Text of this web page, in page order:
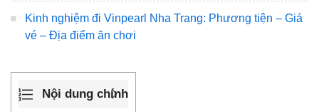
Kinh nghiệm đi Vinpearl Nha Trang: Phương tiện – Giá
vé – Địa điểm ăn chơi
Nội dung chính